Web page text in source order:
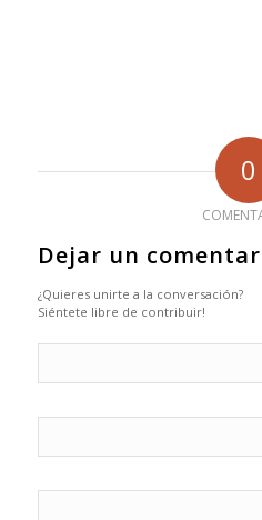
0
Dejar un
¿Quieres unirte a la conversación?
Siéntete libre de contribuir!